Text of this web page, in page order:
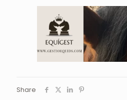
Share